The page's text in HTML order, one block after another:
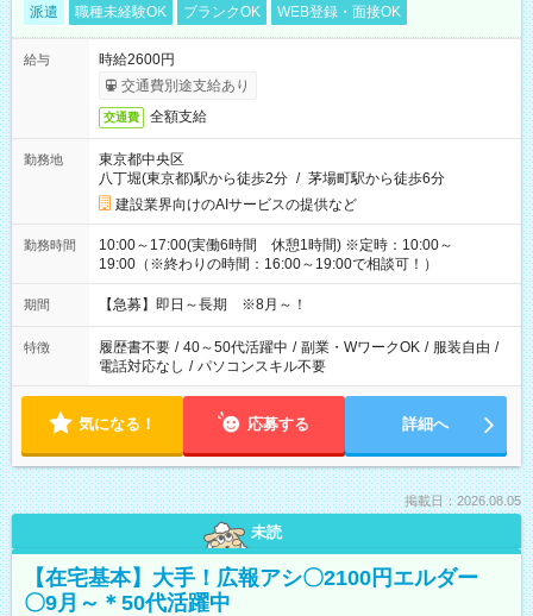
派遣 職種未経験OK ブランクOK WEB登録・面接OK
給与
時給2600円
交通費別途支給あり
交通費 全額支給
勤務地
東京都中央区
八丁堀(東京都)駅から徒歩2分 / 茅場町駅から徒歩6分
建設業界向けのAIサービスの提供など
勤務時間
10:00～17:00(実働6時間 休憩1時間) ※定時：10:00～
19:00（※終わりの時間：16:00～19:00で相談可！）
期間 【急募】即日～長期 ※8月～！
特徴 履歴書不要 / 40～50代活躍中 / 副業・WワークOK / 服装自由 /
電話対応なし / パソコンスキル不要
気になる！ 応募する 詳細へ
掲載日：2026.08.05
未読
【在宅基本】大手！広報アシ〇2100円エルダー
〇9月～＊50代活躍中